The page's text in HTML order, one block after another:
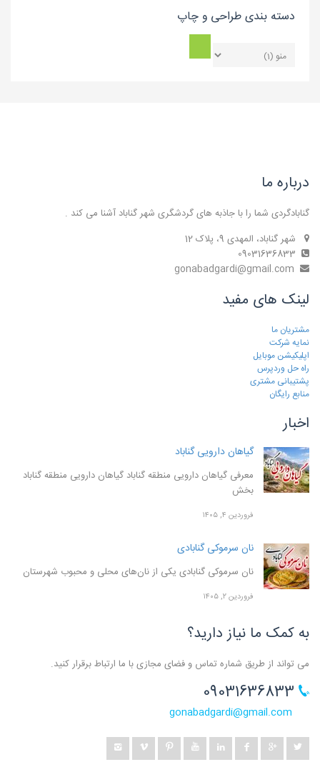
دسته بندی طراحی و چاپ
درباره ما
گنابادگردی شما را با جاذبه های گردشگری شهر گناباد آشنا می کند .
شهر گناباد، المهدی 9، پلاک 12
لینک های مفید
مشتریان ما
نمایه شرکت
اپلیکیشن موبایل
راه حل وردپرس
پشتیبانی مشتری
منابع رایگان
اخبار
گیاهان دارویی گناباد
معرفی گیاهان دارویی منطقه گناباد گیاهان دارویی منطقه گناباد
بخش
فروردین ۴, ۱۴۰۵
نان سرموکی گنابادی
نان سرموکی گنابادی یکی از نان‌های محلی و محبوب شهرستان
فروردین ۲, ۱۴۰۵
به کمک ما نیاز دارید؟
می تواند از طریق شماره تماس و فضای مجازی با ما ارتباط برقرار کنید.
gonabadgardi@gmail.com